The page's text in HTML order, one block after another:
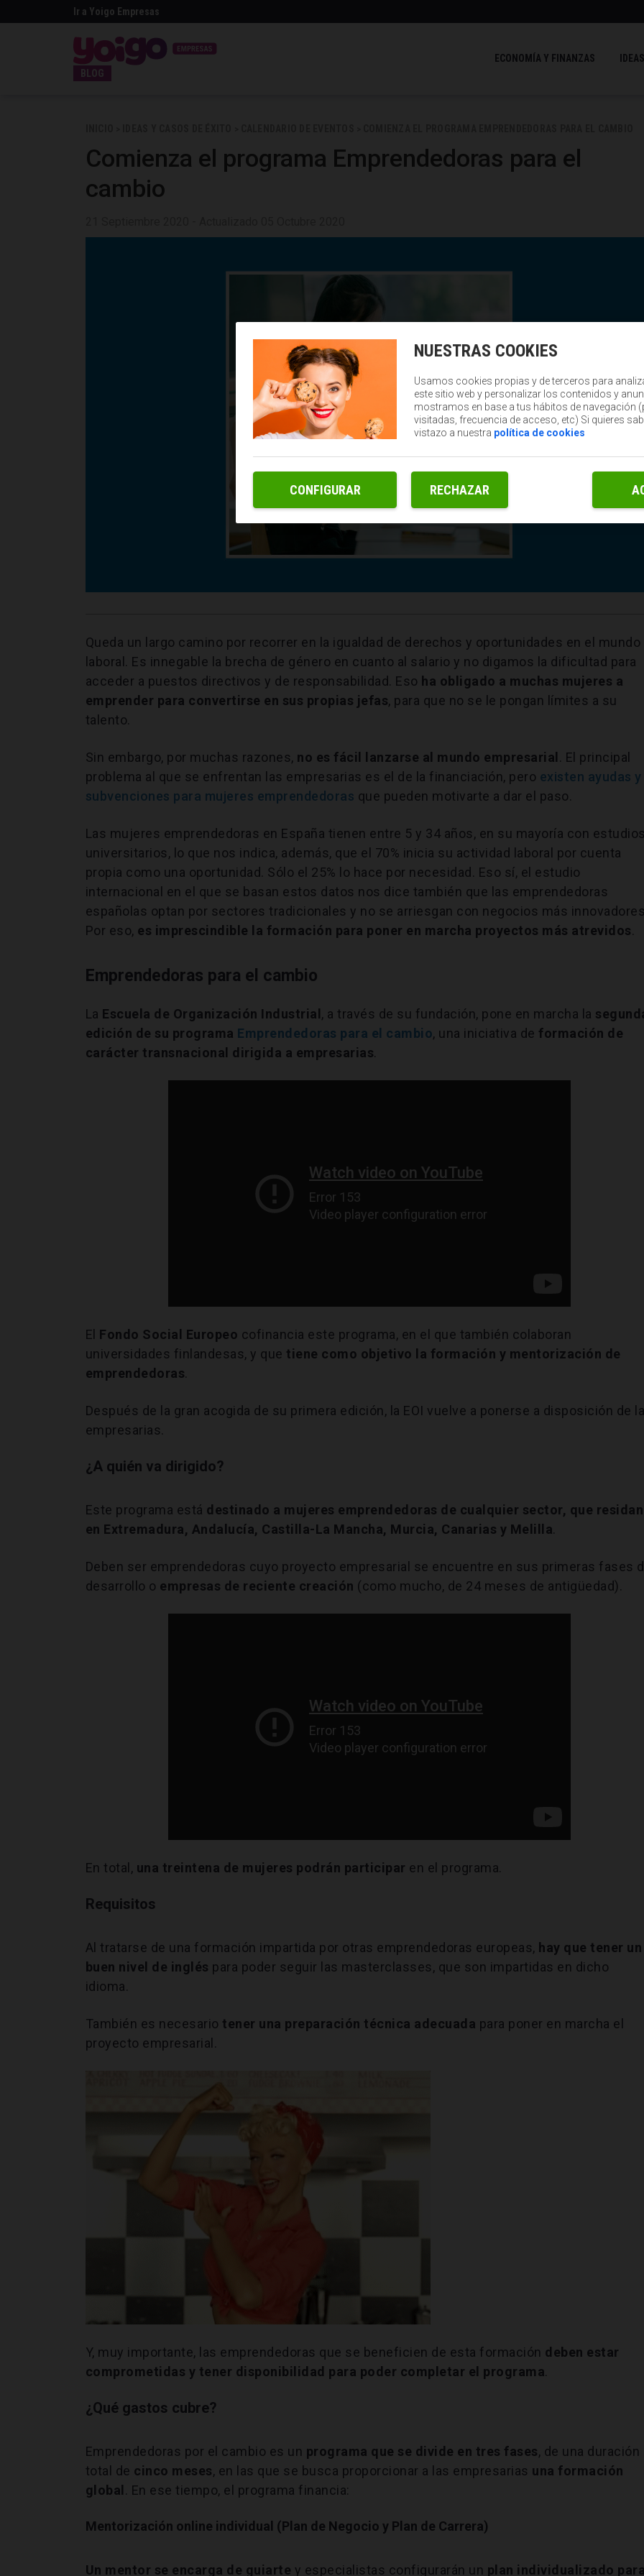
Ir a Yoigo Empresas
BLOG
ECONOMÍA Y FINANZAS
Comienza el programa Emprendedoras para el
cambio
Queda un largo camino por recorrer en la igualdad de derechos y oportunidades en el mundo
laboral. Es innegable la brecha de género en cuanto al salario y no digamos la dificultad para
acceder a puestos directivos y de responsabilidad. Eso ha obligado a muchas mujeres a
emprender para convertirse en sus propias jefas, para que no se le pongan límites a su
talento.
Sin embargo, por muchas razones, no es fácil lanzarse al mundo empresarial. El principal
problema al que se enfrentan las empresarias es el de la financiación, pero existen ayudas y
subvenciones para mujeres emprendedoras que pueden motivarte a dar el paso.
Las mujeres emprendedoras en España tienen entre 5 y 34 años, en su mayoría con
universitarios, lo que nos indica, además, que el 70% inicia su actividad laboral por cuenta
propia como una oportunidad. Sólo el 25% lo hace por necesidad. Eso sí, el estudio
internacional en el que se basan estos datos nos dice también que las emprendedoras
españolas optan por sectores tradicionales y no se arriesgan con negocios más
Por eso, es imprescindible la formación para poner en marcha proyectos más atrevidos.
Emprendedoras para el cambio
La Escuela de Organización Industrial, a través de su fundación, pone en marcha la
edición de su programa Emprendedoras para el cambio, una iniciativa de formación de
carácter transnacional dirigida a empresarias.
El Fondo Social Europeo cofinancia este programa, en el que también colaboran
universidades finlandesas, y que tiene como objetivo la formación y mentorización de
emprendedoras.
Después de la gran acogida de su primera edición, la EOI vuelve a ponerse a disposición de
empresarias.
¿A quién va dirigido?
Este programa está destinado a mujeres emprendedoras de cualquier sector, que residan
en Extremadura, Andalucía, Castilla-La Mancha, Murcia, Canarias y Melilla.
Deben ser emprendedoras cuyo proyecto empresarial se encuentre en sus primeras fases
desarrollo o empresas de reciente creación (como mucho, de 24 meses de antigüedad).
En total, una treintena de mujeres podrán participar en el programa.
Requisitos
Al tratarse de una formación impartida por otras emprendedoras europeas, hay que tener un
buen nivel de inglés para poder seguir las masterclasses, que son impartidas en dicho
idioma.
También es necesario tener una preparación técnica adecuada para poner en marcha el
proyecto empresarial.
Y, muy importante, las emprendedoras que se beneficien de esta formación deben estar
comprometidas y tener disponibilidad para poder completar el programa.
¿Qué gastos cubre?
Emprendedoras por el cambio es un programa que se divide en tres fases, de una duración
total de cinco meses, en las que se busca proporcionar a las empresarias una formación
global. En ese tiempo, el programa financia:
Mentorización online individual (Plan de Negocio y Plan de Carrera)
Un mentor se encarga de guiarte y especialistas configurarán un plan individualizado
NUESTRAS COOKIES
Usamos cookies propias y de terceros para
este sitio web y personalizar los contenidos y
mostramos en base a tus hábitos de navegación
visitadas, frecuencia de acceso, etc) Si quieres
vistazo a nuestra política de cookies
RECHAZAR
CONFIGURAR